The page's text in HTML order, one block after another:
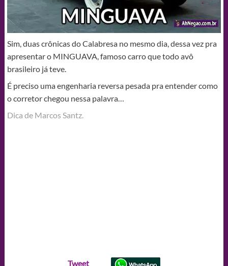
Sim, duas crônicas do Calabresa no mesmo dia, dessa vez pra
apresentar o MINGUAVA, famoso carro que todo avô
brasileiro já teve.
É preciso uma engenharia reversa pesada pra entender como
o corretor chegou nessa palavra…
Dica de Marcos Santz.
Tweet